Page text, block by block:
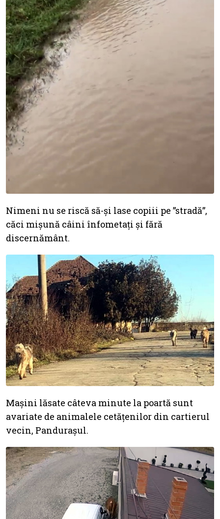
Nimeni nu se riscă să-și lase copiii pe ”stradă”,
căci mișună câini înfometați și fără
discernământ.
Mașini lăsate câteva minute la poartă sunt
avariate de animalele cetățenilor din cartierul
vecin, Pandurașul.